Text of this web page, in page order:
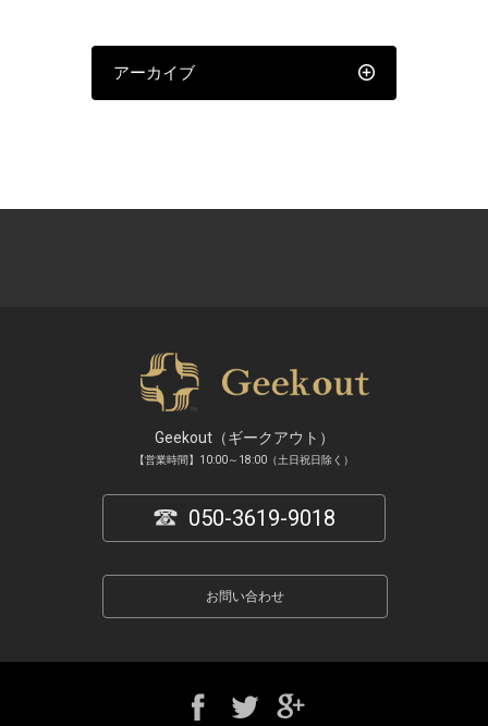
アーカイブ
Geekout（ギークアウト）
【営業時間】10:00～18:00（土日祝日除く）
050-3619-9018
お問い合わせ